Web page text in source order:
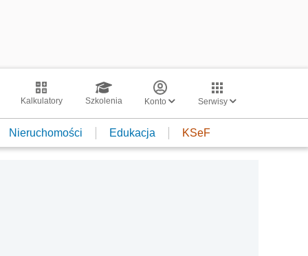
Kalkulatory Szkolenia Konto Serwisy
Nieruchomości Edukacja KSeF